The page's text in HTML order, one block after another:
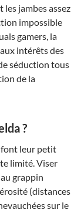
les jambes assez
impossible
gamers, la
intérêts des
séduction tous
de la
?
font leur petit
limité. Viser
grappin
(distances
sur le